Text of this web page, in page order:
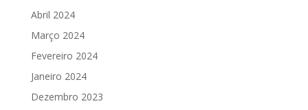
Abril 2024
Março 2024
Fevereiro 2024
Janeiro 2024
Dezembro 2023